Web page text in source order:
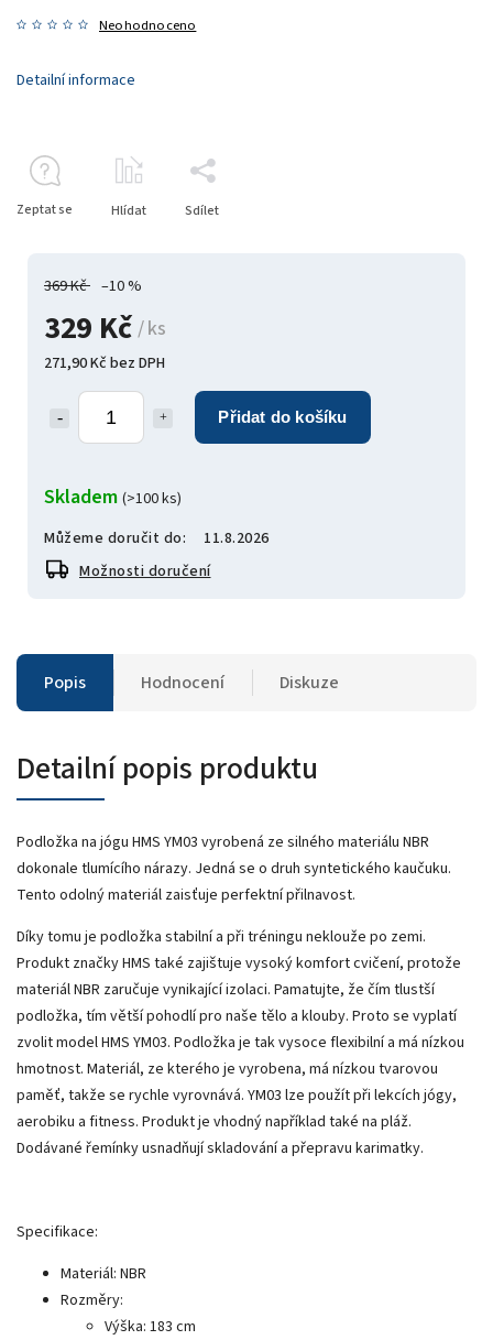
Neohodnoceno
369 Kč –10 %
329 Kč / ks
271,90 Kč bez DPH
Přidat do košíku
Skladem (>100 ks)
Můžeme doručit do:
11.8.2026
Možnosti doručení
Detailní informace
Zeptat se Hlídat Sdílet
Popis Hodnocení Diskuze
Detailní popis produktu
Podložka na jógu HMS YM03 vyrobená ze silného materiálu NBR
dokonale tlumícího nárazy. Jedná se o druh syntetického kaučuku.
Tento odolný materiál zaisťuje perfektní přilnavost.
Díky tomu je podložka stabilní a při tréningu neklouže po zemi.
Produkt značky HMS také zajištuje vysoký komfort cvičení, protože
materiál NBR zaručuje vynikající izolaci. Pamatujte, že čím tlustší
podložka, tím větší pohodlí pro naše tělo a klouby. Proto se vyplatí
zvolit model HMS YM03. Podložka je tak vysoce flexibilní a má nízkou
hmotnost. Materiál, ze kterého je vyrobena, má nízkou tvarovou
paměť, takže se rychle vyrovnává. YM03 lze použít při lekcích jógy,
aerobiku a fitness. Produkt je vhodný například také na pláž.
Dodávané řemínky usnadňují skladování a přepravu karimatky.
Specifikace:
Materiál: NBR
Rozměry:
Výška: 183 cm